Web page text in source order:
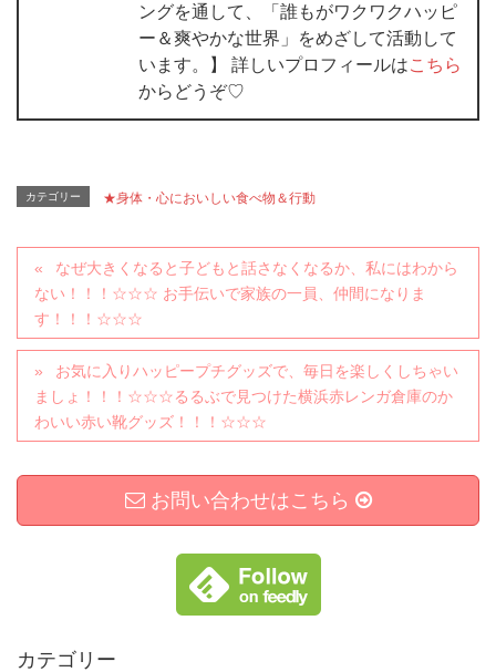
ングを通して、「誰もがワクワクハッピ
ー＆爽やかな世界」をめざして活動して
います。】 詳しいプロフィールはこちら
からどうぞ♡
カテゴリー ★身体・心においしい食べ物＆行動
なぜ大きくなると子どもと話さなくなるか、私にはわから
ない！！！☆☆☆ お手伝いで家族の一員、仲間になりま
す！！！☆☆☆
お気に入りハッピープチグッズで、毎日を楽しくしちゃい
ましょ！！！☆☆☆るるぶで見つけた横浜赤レンガ倉庫のか
わいい赤い靴グッズ！！！☆☆☆
お問い合わせはこちら
カテゴリー